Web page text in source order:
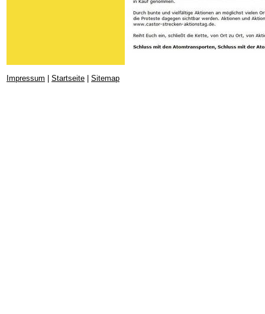
Impressum | Startseite | Sitemap